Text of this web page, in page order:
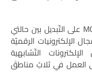
بعدما وجدنا قدرة ترانزستورات MOSFET على التّبديل بين حالتي
الإلكترونيات الرقميّة
التّشابهية
العمل في ثلاثِ مناطقَ